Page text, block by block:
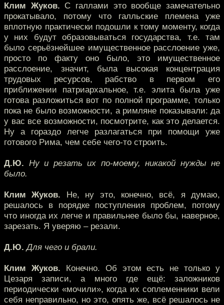
Клим Жуков. С галлами это вообще замечательно
прокатывало, потому что галльские племена уже
вплотную практически подошли к тому моменту, когда
у них будут образовываться государства, т.е. там
было серьёзнейшее имущественное расслоение уже,
просто по факту оно было, это имущественное
расслоение, значит, была высокая концентрация
трудовых ресурсов, рабство в первом его
приближении патриархальное, т.е. элита была уже
готова разложиться вот по полной программе, только
пока не было возможности, а римляне показывали: да
у вас все возможности, посмотрите, как это делается.
Ну а гораздо легче разлагаться при помощи уже
готового Рима, чем себе чего-то строить.
Д.Ю. Ну и резать их по-моему, никакой нужды не
было.
Клим Жуков. Не, ну это, конечно, всё, я думаю,
решалось в порядке поступления проблем, потому
что иногда их легче и правильнее было бы, наверное,
зарезать. Я уверяю – резали.
Д.Ю. Для чего и брали.
Клим Жуков. Конечно. Об этом есть не только у
Цезаря записи, а много где ещё: заложников
периодически «мочили», когда их соплеменники вели
себя неправильно, но это, опять же, всё решалось не